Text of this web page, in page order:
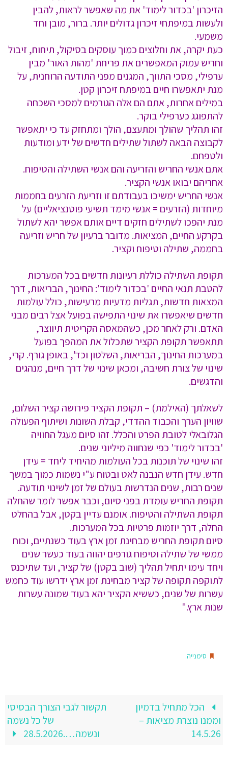
הזיכרון 'בכדור לימוד' את מה שאפשר לראות, להבין
ולעשות במיפתחי זיכרון גדולים יותר. ברור, מובן וחד
משמעי.
כעת יקרה, את וחלוצים כמוך עוסקים בסיקול, תיחוח, זיבול
וחריש עמוק המאפשרים את פריחת 'מהות האור' מבין
ערפילי, מסכי התווך, המגנים מפני התודעה הרוחנית, על
מנת יתאפשרו חיים במיפתח זיכרון קטן.
במילים אחרות, אתם הם אלה הגורמים למסכי השכחה
להתפוגג כערפילי בוקר.
זהו תהליך שהולך ומתעצם, הולך ומתחזק עד כי יתאפשר
לקבוצה הבאה לשתול שתילים חדשים של ידע ומודעות
ולטפחם.
אתם אנשי החריש והזריעה והם אנשי השתילה והטיפוח.
אחריהם יבואו אנשי הקציר.
אנשי החריש ימשיכו בעבודתם זו וזריעת הזרעים בחממות
מיוחדות (הזרעים = אנשי מימד תשיעי פוטנציאליים) על
מנת יהפכו לשתילים חזקים דיים אותם אפשר יהא לשתול
בקרקע החיים, המציאות. מדובר ברעיון של חריש וזריעה
בחממה, שתילה וטיפוח וקציר.
תקופת השתילה כוללת רעיונות חדשים בכל המערכות
להטבת תנאי החיים 'בכדור לימוד': החינוך, הבריאות, דרך
המצאות חדשות, תגליות מדעיות מרעישות, כולל עולמות
חדשים שיאפשרו את שינוי התפישה בפועל אצל רבים מבני
האדם. ורק לאחר מכן, כשהמאסה הקריטית תיווצר,
תתאפשר תקופת הקציר שתכלול את המהפך בפועל
במערכות החינוך, הבריאות, השלטון וכד', באופן גורף. קרי,
שינוי של צורת חשיבה, ומכאן שינוי של דרך חיים, מנהגים
והדגשים.
לשאלתך (האילמת) – תקופת הקציר פירושה קציר השלום,
שוויון הערך והכבוד ההדדי, קבלת השונות ושיתוף הפעולה
הגלובאלי לטובת הפרט והכלל. זהו סיום מעגל החוויה
'בכדור לימוד' כפי שנחווה מיליוני שנים.
זהו שינוי של תוכנות בכל העולמות מהיחיד ליחד = עידן
חדש. עידן חדש הנבנה לאט ובטוח ע"י נשמות כמוך במשך
שנים רבות, שנים הנדרשות בעולם של זמן לשינוי תודעה.
תקופת החריש עומדת בפני סיום, וכבר אפשר לומר שהחלה
תקופת השתילה והטיפוח. אומנם עדיין בקטן, אבל בהחלט
החלה, דרך יוזמות פרטיות בכל המערכות.
סיום תקופת החריש מבחינת זמן ארץ בעוד כשנתיים, וכוח
ממשי של שתילה וטיפוח גורפים יהווה בעוד כעשר שנים
ויחד עימו יתחיל תהליך (שוב בקטן) של קציר, ועד שתיכנס
לתוקפה תקופה של קציר מבחינת זמן ארץ ידרשו עוד כחמש
עשרות של שנים, כששיא הקציר יהא בעוד שמונה עשרות
שנות ארץ."
סימנייה.
הכל מתחיל בדמיון
וממנו נוצרת מציאות –
14.5.26
תקשור לגבי הצורך הבסיסי
של כל נשמה
ונשמה….28.5.2026